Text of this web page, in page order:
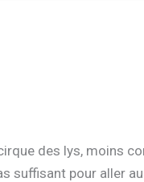
des lys, moins
suffisant pour